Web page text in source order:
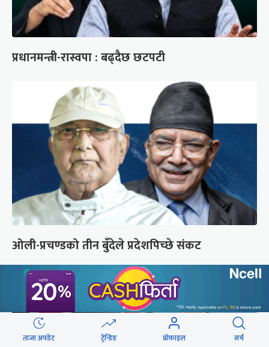
प्रधानमन्त्री-रास्वपा : बढ्दैछ छटपटी
ओली-प्रचण्डको तीन बुँदेले प्रदेशपिच्छे संकट
ताजा अपडेट ट्रेन्डिङ प्रोफाइल सर्च